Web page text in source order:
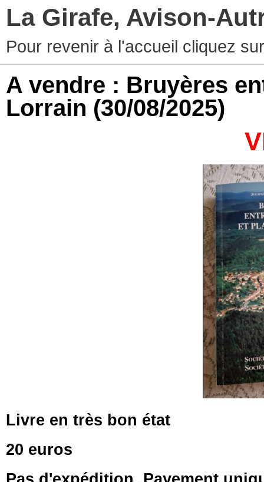
La Girafe, Avison-
Pour revenir à l'accueil cliquez
A vendre : Bruyères
Lorrain (30/08/2025)
Livre en très bon état
20 euros